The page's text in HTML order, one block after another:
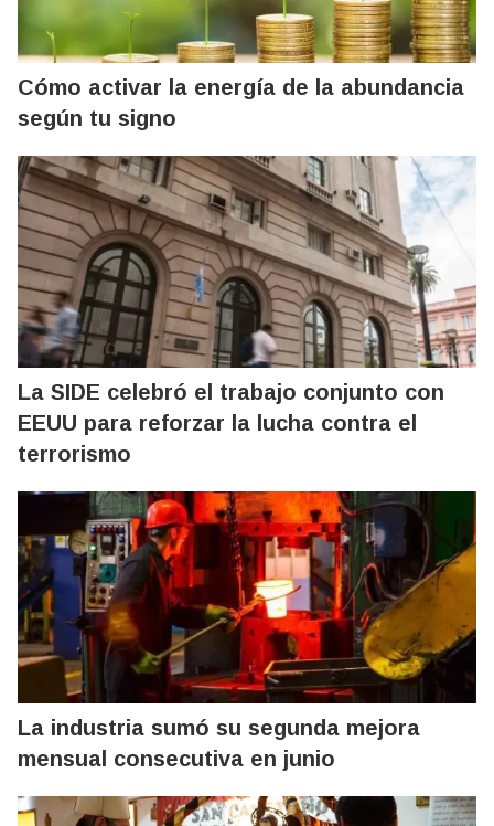
Cómo activar la energía de la abundancia
según tu signo
La SIDE celebró el trabajo conjunto con
EEUU para reforzar la lucha contra el
terrorismo
La industria sumó su segunda mejora
mensual consecutiva en junio